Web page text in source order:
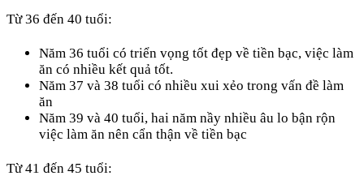
Từ 36 đến 40 tuổi:
Năm 36 tuổi có triển vọng tốt đẹp về tiền bạc, việc làm
ăn có nhiều kết quả tốt.
Năm 37 và 38 tuổi có nhiều xui xẻo trong vấn đề làm
ăn
Năm 39 và 40 tuổi, hai năm nầy nhiều âu lo bận rộn
việc làm ăn nên cẩn thận về tiền bạc
Từ 41 đến 45 tuổi: